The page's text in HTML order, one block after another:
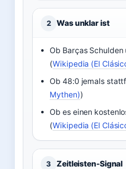
2 Was unklar ist
Ob Barças
(Wikipedia (El
Ob 48:0 jemals
Mythen))
Ob es einen
(Wikipedia (El
3 Zeitleisten-Signal